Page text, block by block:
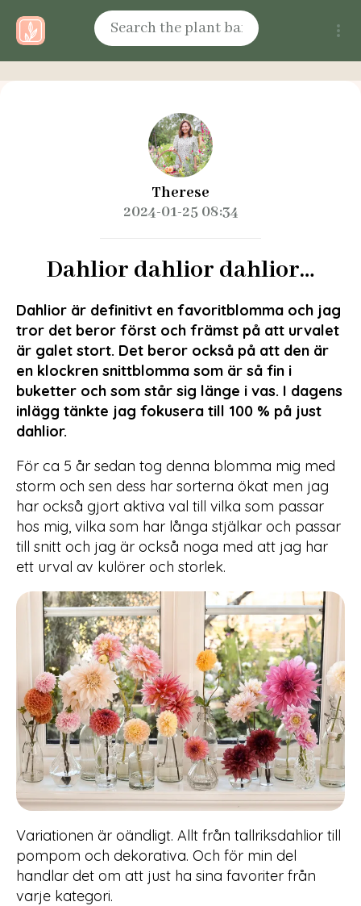
Therese
2024-01-25 08:34
Dahlior dahlior dahlior…
Dahlior är definitivt en favoritblomma och jag
tror det beror först och främst på att urvalet
är galet stort. Det beror också på att den är
en klockren snittblomma som är så fin i
buketter och som står sig länge i vas. I dagens
inlägg tänkte jag fokusera till 100 % på just
dahlior.
För ca 5 år sedan tog denna blomma mig med
storm och sen dess har sorterna ökat men jag
har också gjort aktiva val till vilka som passar
hos mig, vilka som har långa stjälkar och passar
till snitt och jag är också noga med att jag har
ett urval av kulörer och storlek.
Variationen är oändligt. Allt från tallriksdahlior till
pompom och dekorativa. Och för min del
handlar det om att just ha sina favoriter från
varje kategori.